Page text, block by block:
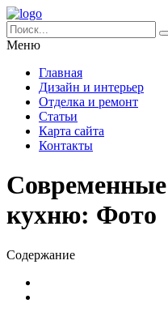
Меню
Главная
Дизайн и интерьер
Отделка и ремонт
Статьи
Карта сайта
Контакты
кухню: Фото
Содержание